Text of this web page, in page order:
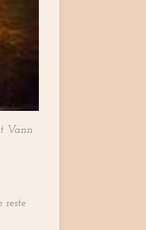
Vann
reste